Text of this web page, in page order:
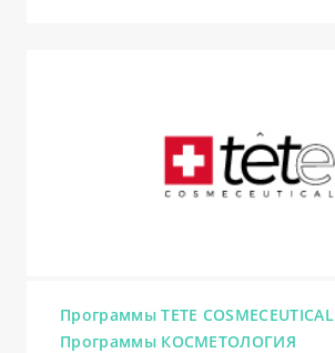
Программы TETE COSMECEUTICAL
Программы КОСМЕТОЛОГИЯ